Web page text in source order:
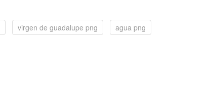
virgen de guadalupe png
agua png